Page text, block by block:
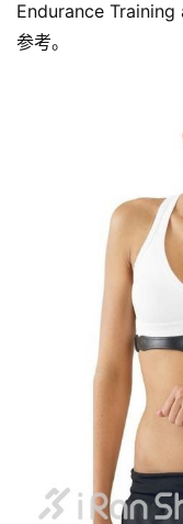
Endurance Training
参考。